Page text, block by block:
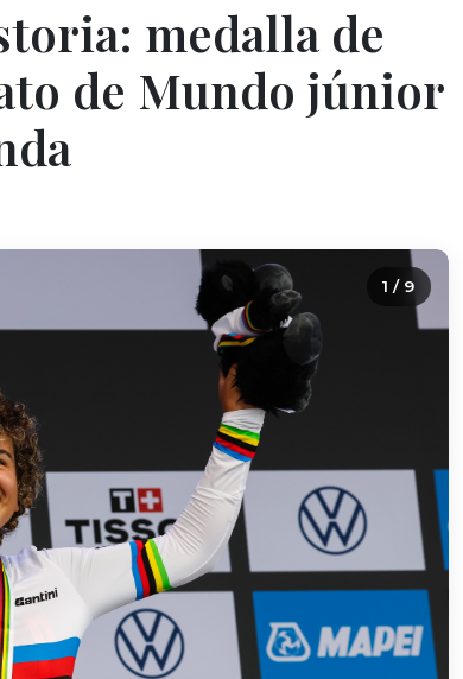
medalla de
de Mundo júnior
2 / 9